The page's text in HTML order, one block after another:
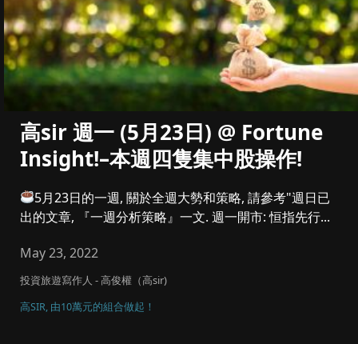
高sir 週一 (5月23日) @ Fortune
Insight!–本週四隻集中股操作!
5月23日的一週, 關於全週大勢和策略, 請參考"週日已
出的文章, 『一週分析策略』一文. 週一開市: 恒指先行...
May 23, 2022
投資旅遊寫作人 - 高俊權（高sir)
高SIR, 由10萬元的組合做起！